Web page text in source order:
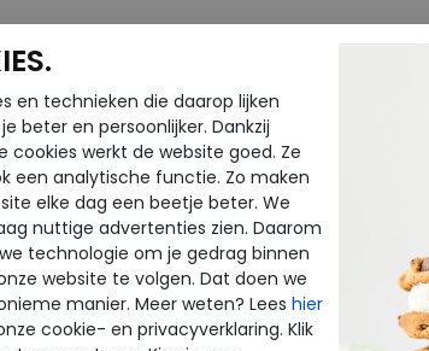
NU KORTINGEN TOT 60%
Dé schoenen outlet met grote
merken
Bij Merkschoenenstunter vindt u
outlet schoenen van de beste
merken. De new arrivals van uw
favoriete merk verrassen elke
en technieken die daarop lijken
beter en persoonlijker. Dankzij
cookies werkt de website goed. Ze
een analytische functie. Zo maken
elke dag een beetje beter. We
nuttige advertenties zien. Daarom
technologie om je gedrag binnen
website te volgen. Dat doen we
manier. Meer weten? Lees hier
cookie- en privacyverklaring. Klik